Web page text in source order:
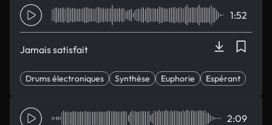
Jamais satisfait
1:52
Drums électroniques Synthèse Euphorie
Espérant
2:09